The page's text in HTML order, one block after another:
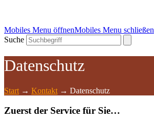
Mobiles Menu öffnenMobiles Menu schließen
Suche
Datenschutz
Start → Kontakt → Datenschutz
Zuerst der Service für Sie…